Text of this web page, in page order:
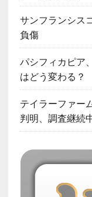
サンフランシス
負傷
パシフィカピア
はどう変わる？
テイラーファー
判明、調査継続